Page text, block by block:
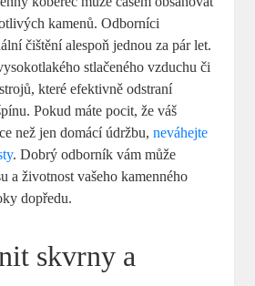
kamenů. Odborníci
čištění alespoň jednou za pár let.
stlačeného vzduchu či
které efektivně odstraní
Pokud máte pocit, že váš
než jen domácí údržbu,neváhejte
. Dobrý odborník vám může
a životnost vašeho kamenného
dopředu.
skvrny a